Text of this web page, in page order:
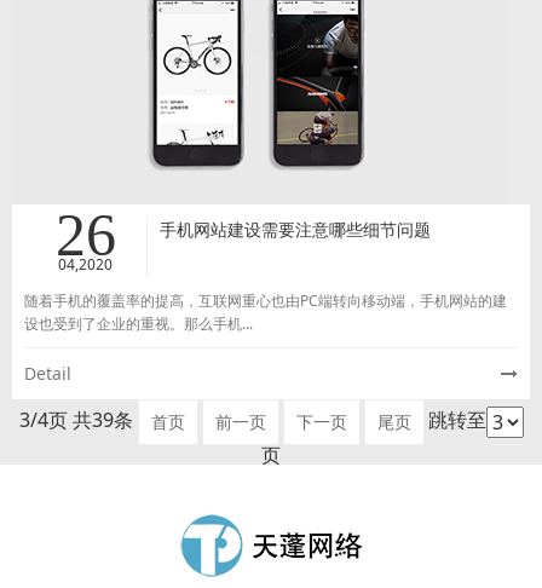
26
04,2020
手机网站建设需要注意哪些细节问题
随着手机的覆盖率的提高，互联网重心也由PC端转向移动端，手机网站的建
设也受到了企业的重视。那么手机...
Detail
3/4页 共39条 首页 前一页 下一页 尾页
跳转至
页